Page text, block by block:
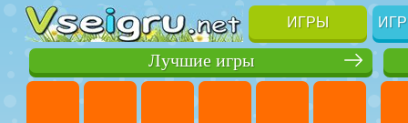
ИГРЫ
Лучшие игры